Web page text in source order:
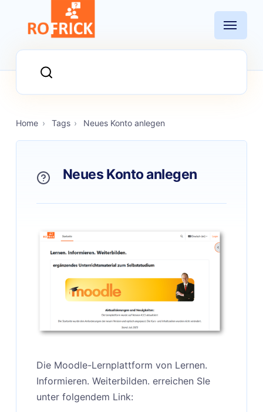
Home › Tags › Neues Konto anlegen
Neues Konto anlegen
Die Moodle-Lernplattform von Lernen.
Informieren. Weiterbilden. erreichen SIe
unter folgendem Link: